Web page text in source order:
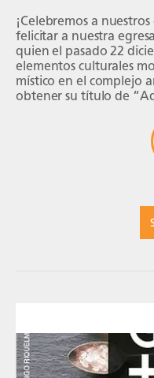
¡Celebremos a
felicitar a nuestra
quien el pasado 22
elementos culturales
místico en el complejo
obtener su título de